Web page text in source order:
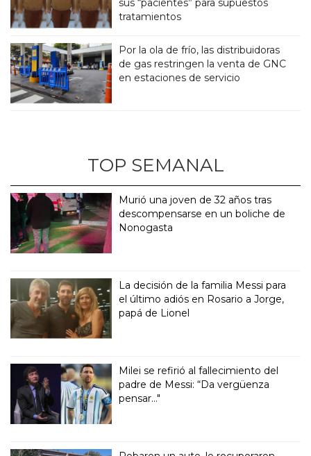
sus “pacientes” para supuestos
tratamientos
Por la ola de frío, las distribuidoras
de gas restringen la venta de GNC
en estaciones de servicio
TOP SEMANAL
Murió una joven de 32 años tras
descompensarse en un boliche de
Nonogasta
La decisión de la familia Messi para
el último adiós en Rosario a Jorge,
papá de Lionel
Milei se refirió al fallecimiento del
padre de Messi: “Da vergüenza
pensar..."